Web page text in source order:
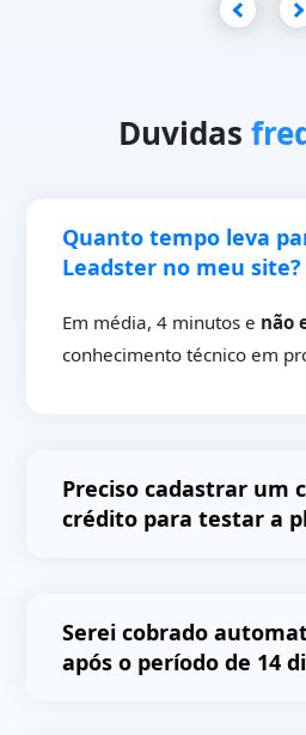
Duvidas
Quanto tempo leva
Leadster no meu site?
Em média, 4 minutos e não
conhecimento técnico em
Preciso cadastrar um
crédito para testar a
cobranças automáticas após
de testes.
Serei cobrado
após o período de 14